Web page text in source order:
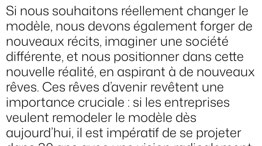
Si nous souhaitons réellement changer le
modèle, nous devons également forger de
nouveaux récits, imaginer une société
différente, et nous positionner dans cette
nouvelle réalité, en aspirant à de nouveaux
rêves. Ces rêves d’avenir revêtent une
importance cruciale : si les entreprises
veulent remodeler le modèle dès
aujourd’hui, il est impératif de se projeter